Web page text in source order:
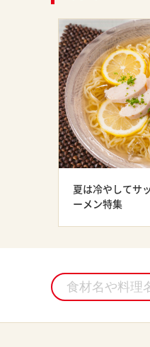
夏は冷やしてサ
ーメン特集